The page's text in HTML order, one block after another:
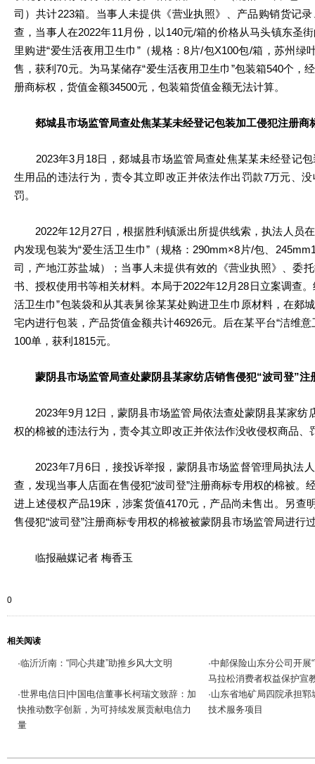
司）共计223箱。当事人未提供《营业执照》、产品购销货记
查，当事人在2022年11月份，以140元/箱的价格从马头镇东圣
里购进“爱生活夜用卫生巾”（规格：8片/包X100包/箱，苏州绿
售，获利70元。为马某储存“爱生活夜用卫生巾”包装箱540个，
册商标权，货值金额34500元，包装箱货值金额无法计算。
郯城县市场监管局查处焦某某未经登记包装加工侵犯注册商
2023年3月18日，郯城县市场监管局查处焦某某未经登记包
生用品的违法行为，责令其立即改正并依法作出罚款7万元、
罚。
2022年12月27日，根据胜利镇派出所提供线索，执法人员
内发现包装为“爱生活卫生巾”（规格：290mm×8片/包、
司，产地江苏盐城）；当事人未提供有效的《营业执照》、委
书、授权使用书等相关材料。本局于2022年12月28日立案调查
活卫生巾”包装袋和从其表舅徐某某处购进卫生巾原材料，在郯
宅内进行包装，产品货值金额共计46926元。后在某平台“洁维
100单，获利1815元。
蒙阴县市场监管局查处蒙阴县某家纺店销售侵犯“波司登”注
2023年9月12日，蒙阴县市场监管局依法查处蒙阴县某家纺
权的棉被的违法行为，责令其立即改正并依法作没收侵权商品、
2023年7月6日，接投诉举报，蒙阴县市场监督管理局执法
查，发现当事人店面在售侵犯“波司登”注册商标专用权的棉被。
进上述侵权产品19床，涉案货值4170元，产品尚未售出。另查
售侵犯“波司登”注册商标专用权的棉被被蒙阴县市场监管局进行
临报融媒记者 梅香玉
0
相关阅读
·临沂沂南：“同心共建”助推乡风大文明 ·中邮保险山东分公司开展
马拉松消费者权益保护宣
·世界电信日|中国电信董事长柯瑞文致辞：加
快推动数字创新，为可持续发展贡献电信力
量
·山东省地矿局四院承担
技术服务项目